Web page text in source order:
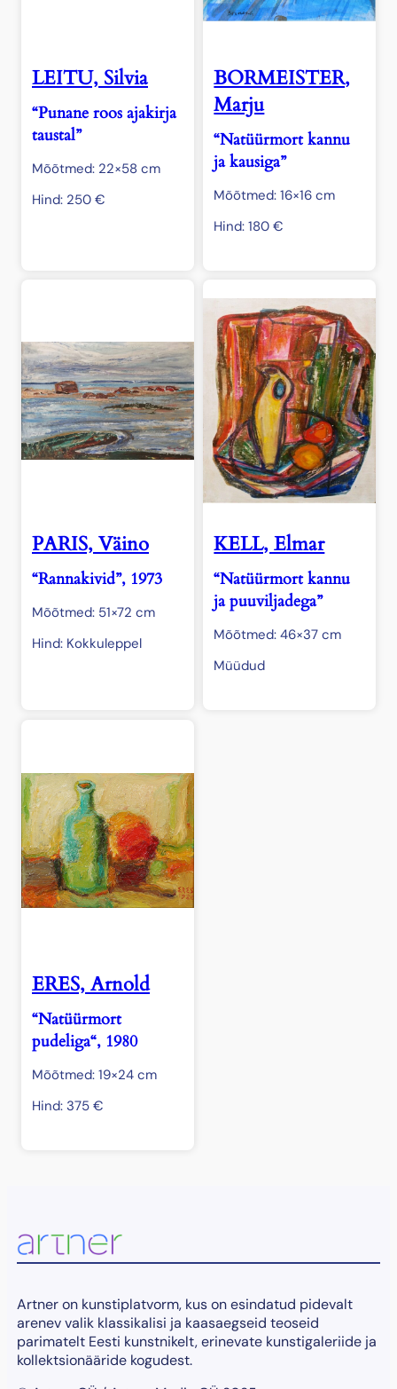
LEITU, Silvia
“Punane roos ajakirja
taustal”
Mõõtmed: 22×58 cm
Hind: 250 €
BORMEISTER,
Marju
“Natüürmort kannu
ja kausiga”
Mõõtmed: 16×16 cm
Hind:180€
PARIS, Väino
“Rannakivid”, 1973
Mõõtmed: 51×72 cm
Hind: Kokkuleppel
KELL, Elmar
“Natüürmort kannu
ja puuviljadega”
Mõõtmed: 46×37 cm
Müüdud
ERES, Arnold
“Natüürmort
pudeliga“, 1980
Mõõtmed: 19×24 cm
Hind: 375 €
Artner on kunstiplatvorm, kus on esindatud pidevalt
arenev valik klassikalisi ja kaasaegseid teoseid
parimatelt Eesti kunstnikelt, erinevate kunstigaleriide ja
kollektsionääride kogudest.